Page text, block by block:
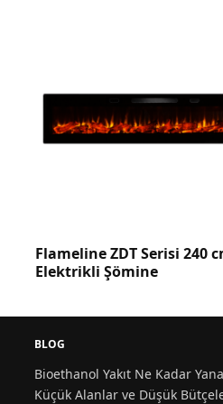
BŞE002
BLOG
Bioethanol Yakıt Ne Kadar
Küçük Alanlar ve Düşük